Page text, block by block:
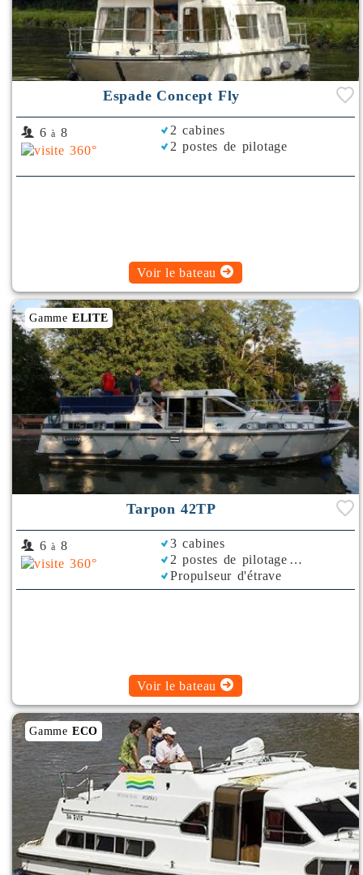
Espade Concept Fly
6 à 8
2 cabines
2 postes de pilotage
Voir le bateau
Gamme ELITE
Tarpon 42TP
6 à 8
3 cabines
2 postes de pilotage
Propulseur d'étrave
Climatisation
Voir le bateau
Gamme ECO